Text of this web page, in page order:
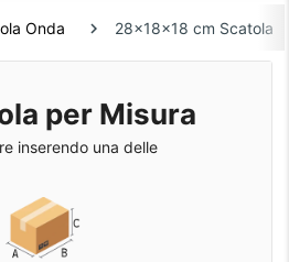
Onda 28x18x18 cm Scatola
per Misura
inserendo una delle